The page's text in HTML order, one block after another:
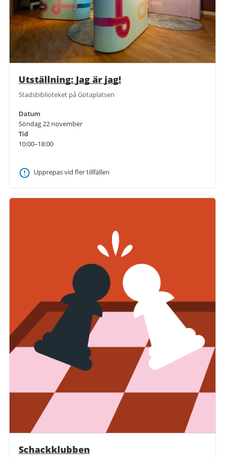
Utställning: Jag är jag!
Stadsbiblioteket på Götaplatsen
Datum
Söndag 22 november
Tid
10:00–18:00
Upprepas vid fler tillfällen
Schackklubben